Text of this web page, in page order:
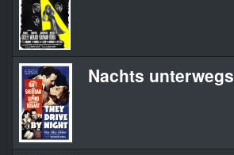
Nachts unterwegs